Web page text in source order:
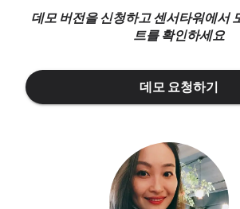
데모 버전을 신청하고 센서타워에서
트를 확인하세요
데모 요청하기